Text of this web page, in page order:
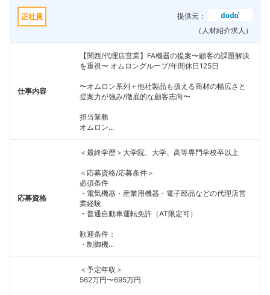
正社員
提供元：
（人材紹介求人）
仕事内容
【関西/代理店営業】FA機器の提案〜顧客の課題解決
を重視〜 オムロングループ/年間休日125日
〜オムロン系列＋他社製品も扱える商材の幅広さと
提案力が強み/徹底的な顧客志向〜
担当業務
オムロン...
応募資格
＜最終学歴＞大学院、大学、高等専門学校卒以上
＜応募資格/応募条件＞
必須条件
・電気機器・産業用機器・電子部品などの代理店営
業経験
・普通自動車運転免許（AT限定可）
歓迎条件：
・制御機...
＜予定年収＞
562万円〜695万円